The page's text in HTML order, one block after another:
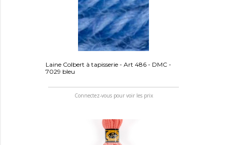
Laine Colbert à tapisserie - Art 486 - DMC -
7029 bleu
Connectez-vous pour voir les prix